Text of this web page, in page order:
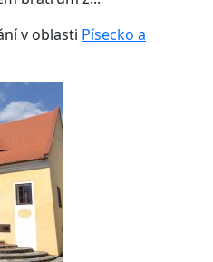
v oblasti Písecko a